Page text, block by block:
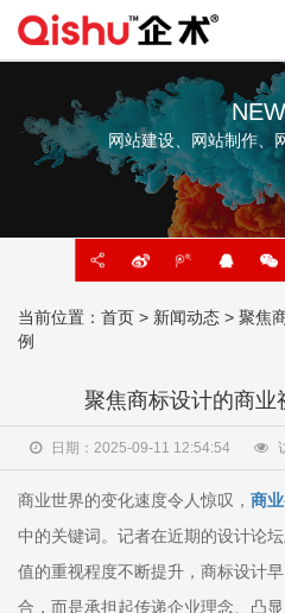
网站建设、网站制作、
当前位置： 首页 > 新闻动态 > 聚焦
例
聚焦商标设计的商业
日期：2025-09-11 12:54:54
商业世界的变化速度令人惊叹， 商
中的关键词。记者在近期的设计论
值的重视程度不断提升，商标设计
合，而是承担起传递企业理念、凸